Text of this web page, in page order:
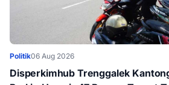
Politik06 Aug 2026
Disperkimhub Trenggalek